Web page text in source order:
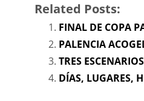
Related Posts:
FINAL DE COPA
PALENCIA
TRES
DÍAS, LUGARES,